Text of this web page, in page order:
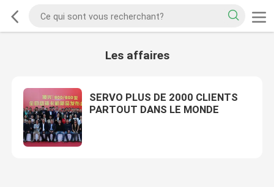
Les affaires
SERVO PLUS DE 2000 CLIENTS
PARTOUT DANS LE MONDE